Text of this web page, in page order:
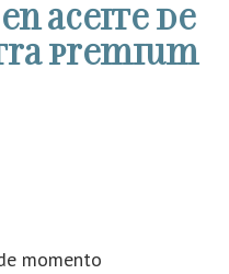
aceite de
premium
momento